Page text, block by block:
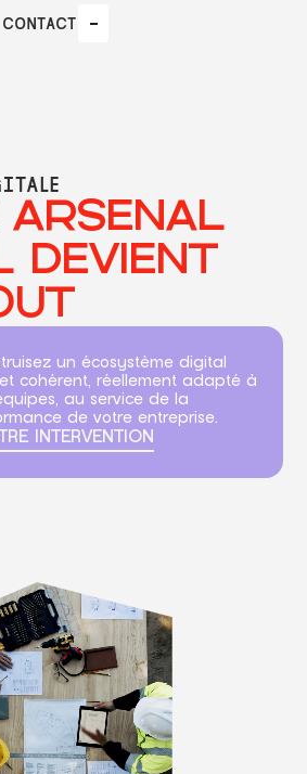
Gestion de
projets
complexes
Économie
Circulaire
Genèse
CONTACT
ARSENAL
DEVIENT
un écosystème digital
cohérent, réellement adapté à
au service de la
de votre entreprise.
INTERVENTION